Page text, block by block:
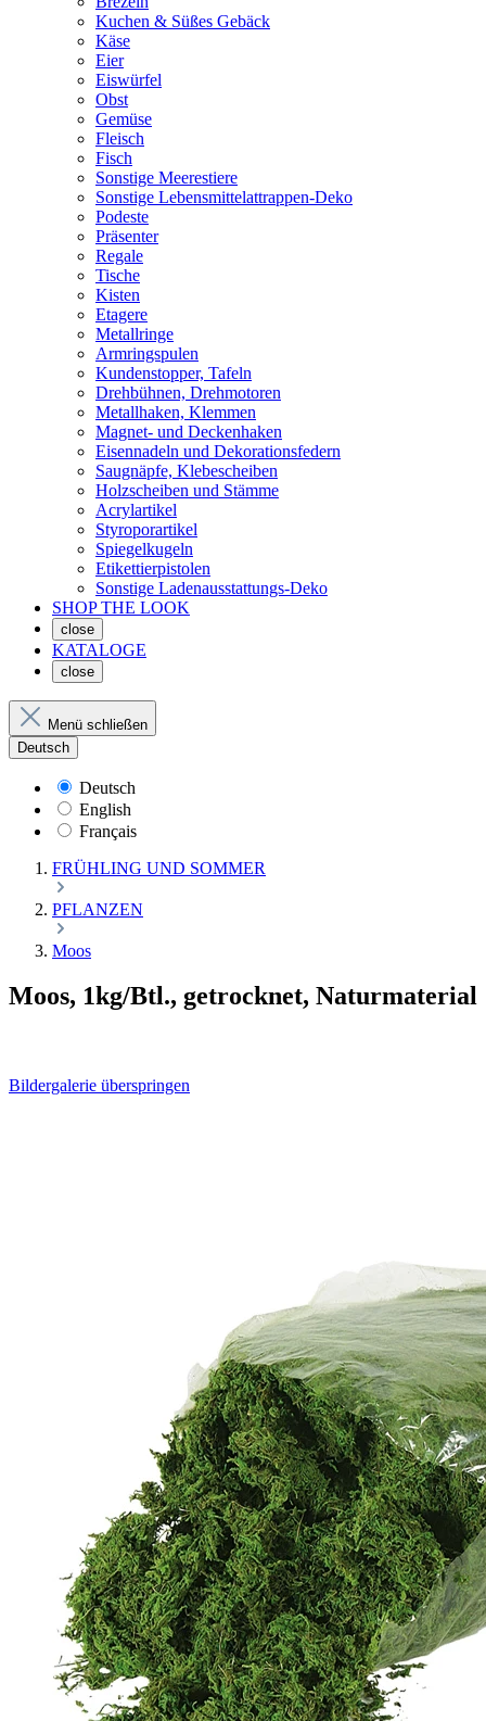
Kuchen & Süßes Gebäck
Käse
Eier
Eiswürfel
Obst
Gemüse
Fleisch
Fisch
Sonstige Meerestiere
Sonstige Lebensmittelattrappen-Deko
Podeste
Präsenter
Regale
Tische
Kisten
Etagere
Metallringe
Armringspulen
Kundenstopper, Tafeln
Drehbühnen, Drehmotoren
Metallhaken, Klemmen
Magnet- und Deckenhaken
Eisennadeln und Dekorationsfedern
Saugnäpfe, Klebescheiben
Holzscheiben und Stämme
Acrylartikel
Styroporartikel
Spiegelkugeln
Etikettierpistolen
Sonstige Ladenausstattungs-Deko
SHOP THE LOOK
close
KATALOGE
close
Menü schließen
Deutsch
Deutsch
English
Français
FRÜHLING UND SOMMER
PFLANZEN
Moos
Moos, 1kg/Btl., getrocknet, Naturmaterial
Bildergalerie überspringen